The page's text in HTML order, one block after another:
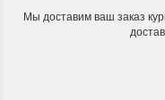
Мы доставим ваш заказ